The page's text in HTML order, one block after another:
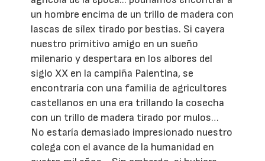
un hombre encima de un trillo de madera con
lascas de sílex tirado por bestias. Si cayera
nuestro primitivo amigo en un sueño
milenario y despertara en los albores del
siglo XX en la campiña Palentina, se
encontraría con una familia de agricultores
castellanos en una era trillando la cosecha
con un trillo de madera tirado por mulos…
No estaría demasiado impresionado nuestro
colega con el avance de la humanidad en